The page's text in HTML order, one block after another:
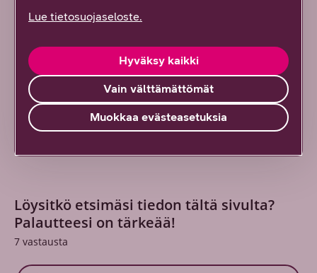
kommunikointiin (WLAN Mesh)
EasyQoS ominaisuus (WebGUI:n etusivulla
widgettinä)
WiFi Mesh tuki ED500A - EX400 malleille lisätty
Muita pieniä korjauksia ja tietoturva parannuksia
Löysitkö etsimäsi tiedon tältä sivulta?
Palautteesi on tärkeää!
7 vastausta
Lue tietosuojaseloste.
Vain välttämättömät
Hyväksy kaikki
Muokkaa evästeasetuksia